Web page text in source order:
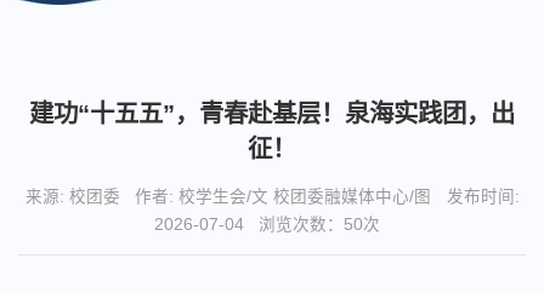
建功“十五五”，青春赴基层！泉海实践团，出
征！
来源: 校团委 作者: 校学生会/文 校团委融媒体中心/图
发布时间:
2026-07-04
浏览次数： 50次